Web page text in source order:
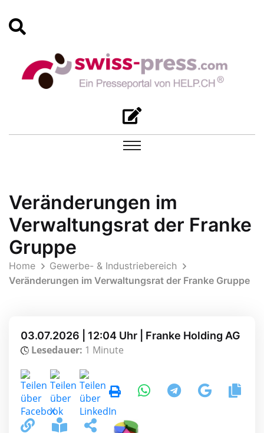
Veränderungen im
Verwaltungsrat der Franke
Gruppe
Home
Gewerbe- & Industriebereich
Veränderungen im Verwaltungsrat der Franke Gruppe
03.07.2026 | 12:04 Uhr | Franke Holding AG
Lesedauer: 1 Minute